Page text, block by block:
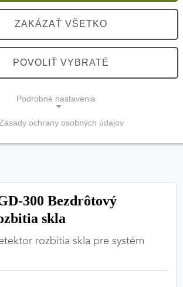
300 Bezdrôtový
skla
rozbitia skla pre systém
ZAKÁZAŤ VŠETKO
POVOLIŤ VYBRATÉ
Podrobné nastavenia
sú potrebné na správne fungovanie
plnú funkčnosť.
Zásady ochrany osobných údajov